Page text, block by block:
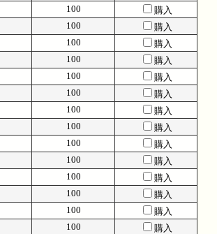
100
購入
100
購入
100
購入
100
購入
100
購入
100
購入
100
購入
100
購入
100
購入
100
購入
100
購入
100
購入
100
購入
100
購入